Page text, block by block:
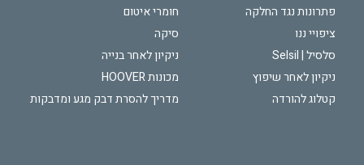
פתרונות נגד החלקה
חומרי איטום
ציפויי ננו
סיקה
סלסיל | Selsil
ניקיון לאחר בנייה
ניקיון לאחר שיפוץ
מכונות HOOVER
קטלוג להורדה
מדריך להסרת דבק מגע ומדבקות